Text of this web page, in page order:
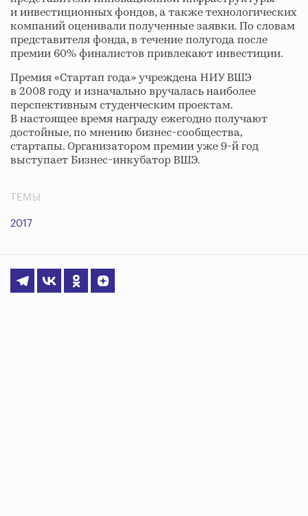
и инвестиционных фондов, а также технологических
компаний оценивали полученные заявки. По словам
представителя фонда, в течение полугода после
премии 60% финалистов привлекают инвестиции.
Премия «Стартап года» учреждена НИУ ВШЭ
в 2008 году и изначально вручалась наиболее
перспективным студенческим проектам.
В настоящее время награду ежегодно получают
достойные, по мнению бизнес-сообщества,
стартапы. Организатором премии уже 9-й год
выступает Бизнес-инкубатор ВШЭ.
ТЕМЫ
2017